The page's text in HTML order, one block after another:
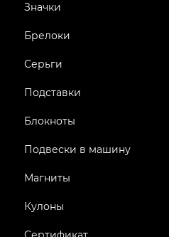
Значки
Брелоки
Серьги
Подставки
Блокноты
Подвески в машину
Магниты
Кулоны